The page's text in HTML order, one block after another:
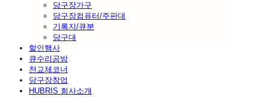
당구장가구
당구장컴퓨터/주판대
기록지/큐분
당구대
할인행사
큐수리공방
천교체코너
당구장창업
HUBRIS 회사소개